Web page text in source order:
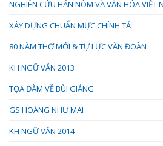
NGHIÊN CỨU HÁN NÔM VÀ VĂN HÓA VIỆT
XÂY DỰNG CHUẨN MỰC CHÍNH TẢ
80 NĂM THƠ MỚI & TỰ LỰC VĂN ĐOÀN
KH NGỮ VĂN 2013
TỌA ĐÀM VỀ BÙI GIÁNG
GS HOÀNG NHƯ MAI
KH NGỮ VĂN 2014